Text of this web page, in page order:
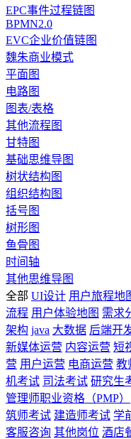
EPC事件过程链图
BPMN2.0
EVC企业价值链图
魏朱商业模式
平面图
电路图
图表/表格
其他流程图
甘特图
基础思维导图
树状结构图
组织结构图
括号图
树形图
鱼骨图
时间轴
其他思维导图
全部 UI设计 用户旅程地
流程 用户体验地图 需求
架构 java 大数据 后端开
新媒体运营 内容运营 短
营 用户运营 电商运营 教
机考试 司法考试 研究生
管理师职业资格（PMP）
筑师考试 建造师考试 学
客服咨询 其他岗位 酒店